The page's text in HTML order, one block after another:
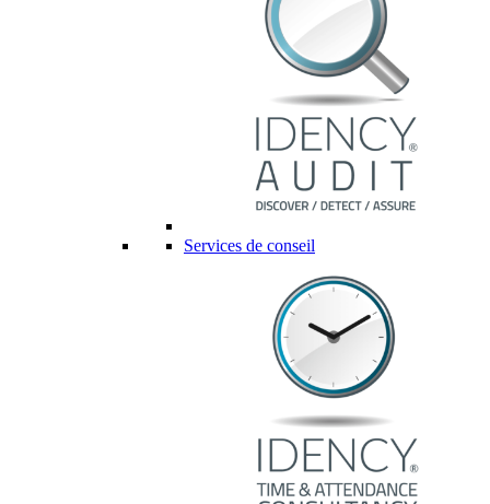
Services de conseil